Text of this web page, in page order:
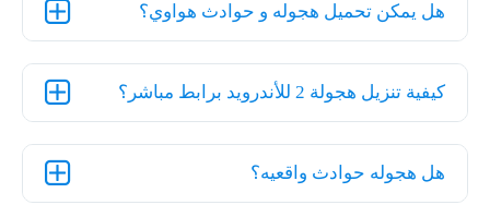
هل يمكن تحميل هجوله و حوادث هواوي؟
كيفية تنزيل هجولة 2 للأندرويد برابط مباشر؟
هل هجوله حوادث واقعيه؟